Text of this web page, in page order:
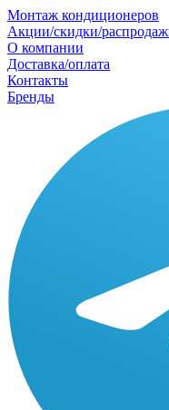
Монтаж кондиционеров
Акции/скидки/
О компании
Доставка/оплата
Контакты
Бренды